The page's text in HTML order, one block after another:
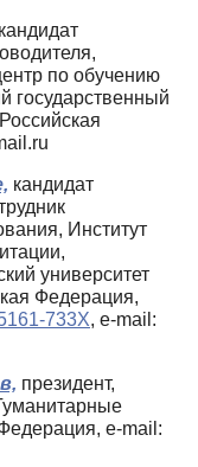
кандидат
по обучению
государственный
кандидат
Институт
университет
Федерация,
733X, e-mail:
президент,
e-mail: